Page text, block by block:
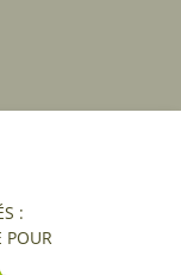
:
POUR